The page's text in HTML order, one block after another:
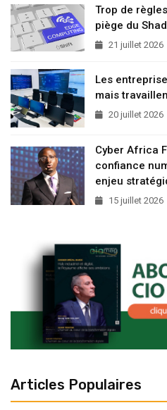
Trop de
piège du
21 juillet 2026
Les
mais
20 juillet 2026
Cyber Africa
confiance
enjeu
15 juillet 2026
Articles Populaires